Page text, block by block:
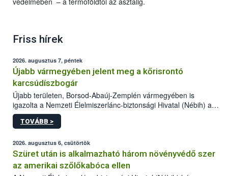
Friss hírek
2026. augusztus 7, péntek
Újabb vármegyében jelent meg a kőrisrontó
karcsúdíszbogár
Újabb területen, Borsod-Abaúj-Zemplén vármegyében is
igazolta a Nemzeti Élelmiszerlánc-biztonsági Hivatal (Nébih) a
kőrisrontó karcsúdíszbogár (Agrilus planipennis) jelenlétét. A
kártevőt nem csak színcsapdában találták meg, de már fertőzött
az intenzív felderítést, emellett az intézkedéseket a szlovák
hatósággal is összehangolják a terjedés megállítása érdekében.
TOVÁBB >
2026. augusztus 6, csütörtök
Szüret után is alkalmazható három növényvédő szer
az amerikai szőlőkabóca ellen